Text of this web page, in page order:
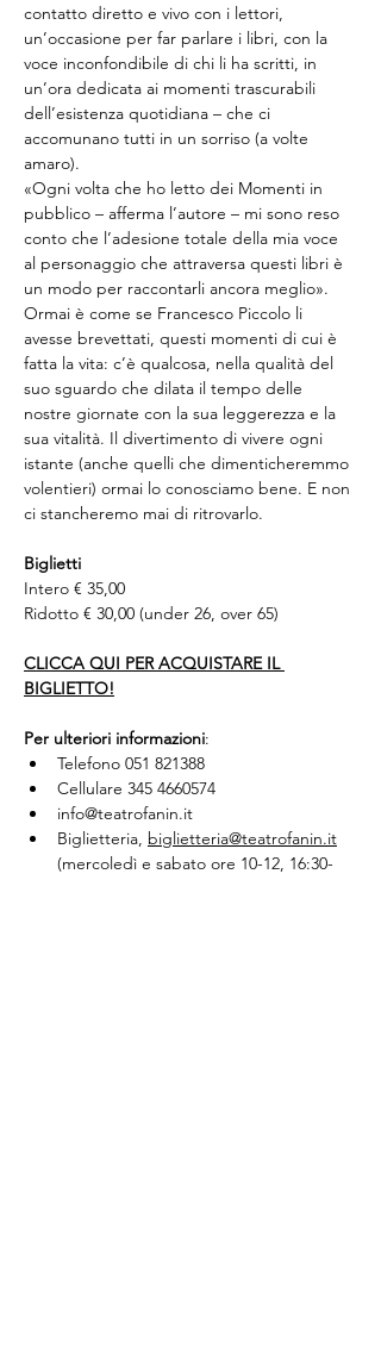
contatto diretto e vivo con i lettori,
un’occasione per far parlare i libri, con la
voce inconfondibile di chi li ha scritti, in
un’ora dedicata ai momenti trascurabili
dell’esistenza quotidiana – che ci
accomunano tutti in un sorriso (a volte
amaro).
«Ogni volta che ho letto dei Momenti in
pubblico – afferma l’autore – mi sono reso
conto che l’adesione totale della mia voce
al personaggio che attraversa questi libri è
un modo per raccontarli ancora meglio».
Ormai è come se Francesco Piccolo li
avesse brevettati, questi momenti di cui è
fatta la vita: c’è qualcosa, nella qualità del
suo sguardo che dilata il tempo delle
nostre giornate con la sua leggerezza e la
sua vitalità. Il divertimento di vivere ogni
istante (anche quelli che dimenticheremmo
volentieri) ormai lo conosciamo bene. E non
ci stancheremo mai di ritrovarlo.
Biglietti
Intero € 35,00
Ridotto € 30,00 (under 26, over 65)
CLICCA QUI PER ACQUISTARE IL
BIGLIETTO!
Per ulteriori informazioni:
Telefono 051 821388
Cellulare 345 4660574
info@teatrofanin.it
Biglietteria, biglietteria@teatrofanin.it
(mercoledì e sabato ore 10-12, 16:30-